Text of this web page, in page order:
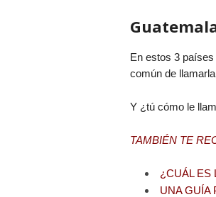
En estos 3
común de
Y ¿tú cómo le
TAMBIÉN TE
¿CUÁL ES
UNA GUÍA